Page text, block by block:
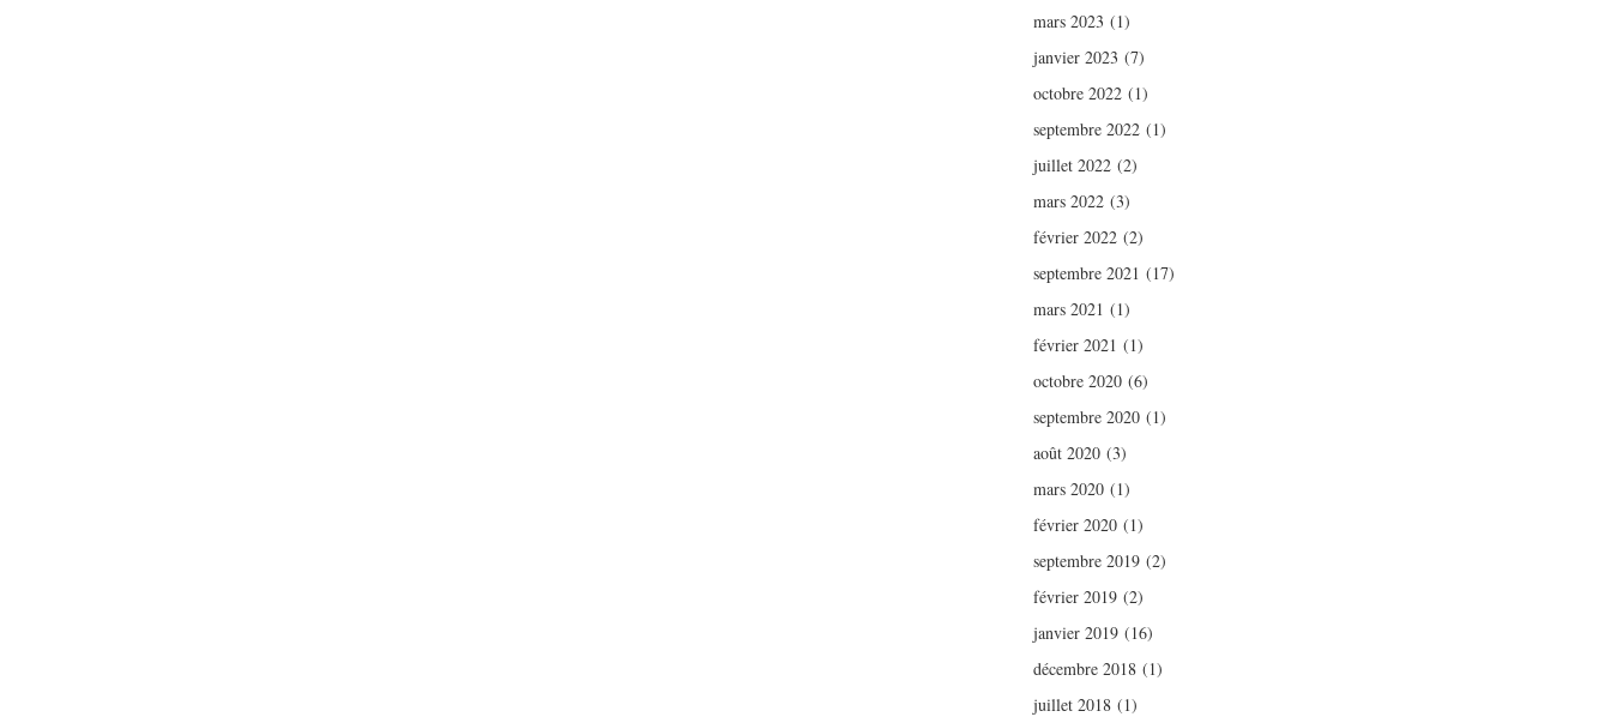
mars 2023 (1)
janvier 2023 (7)
octobre 2022 (1)
septembre 2022 (1)
juillet 2022 (2)
mars 2022 (3)
février 2022 (2)
septembre 2021 (17)
mars 2021 (1)
février 2021 (1)
octobre 2020 (6)
septembre 2020 (1)
août 2020 (3)
mars 2020 (1)
février 2020 (1)
septembre 2019 (2)
février 2019 (2)
janvier 2019 (16)
décembre 2018 (1)
juillet 2018 (1)